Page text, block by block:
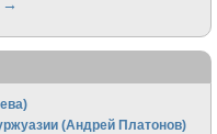
→
(Андрей Платонов)